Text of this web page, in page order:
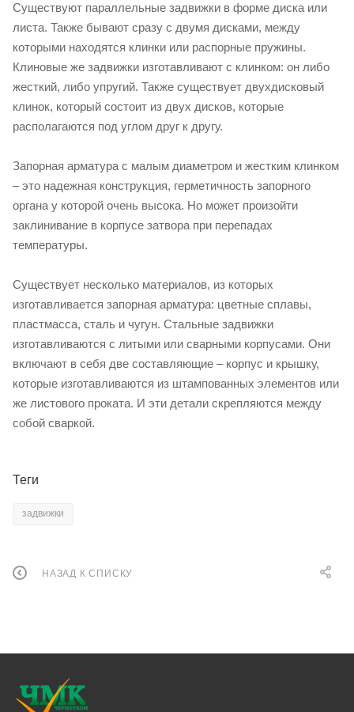
Существуют параллельные задвижки в форме диска или
листа. Также бывают сразу с двумя дисками, между
которыми находятся клинки или распорные пружины.
Клиновые же задвижки изготавливают с клинком: он либо
жесткий, либо упругий. Также существует двухдисковый
клинок, который состоит из двух дисков, которые
располагаются под углом друг к другу.
Запорная арматура с малым диаметром и жестким клинком
– это надежная конструкция, герметичность запорного
органа у которой очень высока. Но может произойти
заклинивание в корпусе затвора при перепадах
температуры.
Существует несколько материалов, из которых
изготавливается запорная арматура: цветные сплавы,
пластмасса, сталь и чугун. Стальные задвижки
изготавливаются с литыми или сварными корпусами. Они
включают в себя две составляющие – корпус и крышку,
которые изготавливаются из штампованных элементов или
же листового проката. И эти детали скрепляются между
собой сваркой.
Теги
задвижки
НАЗАД К СПИСКУ